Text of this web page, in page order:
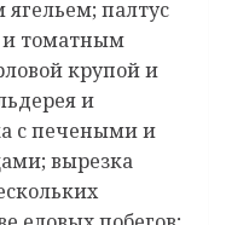
палтус
и томатным
крупой и
и
с печеными и
вырезка